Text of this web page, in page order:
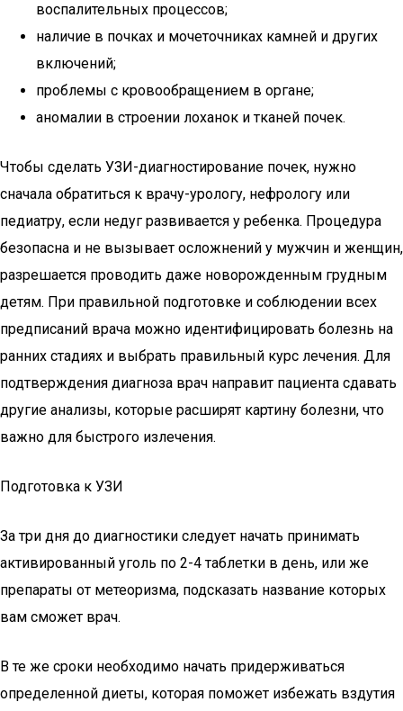
воспалительных процессов;
наличие в почках и мочеточниках камней и других
включений;
проблемы с кровообращением в органе;
аномалии в строении лоханок и тканей почек.
Чтобы сделать УЗИ-диагностирование почек, нужно
сначала обратиться к врачу-урологу, нефрологу или
педиатру, если недуг развивается у ребенка. Процедура
безопасна и не вызывает осложнений у мужчин и женщин,
разрешается проводить даже новорожденным грудным
детям. При правильной подготовке и соблюдении всех
предписаний врача можно идентифицировать болезнь на
ранних стадиях и выбрать правильный курс лечения. Для
подтверждения диагноза врач направит пациента сдавать
другие анализы, которые расширят картину болезни, что
важно для быстрого излечения.
Подготовка к УЗИ
За три дня до диагностики следует начать принимать
активированный уголь по 2-4 таблетки в день, или же
препараты от метеоризма, подсказать название которых
вам сможет врач.
В те же сроки необходимо начать придерживаться
определенной диеты, которая поможет избежать вздутия